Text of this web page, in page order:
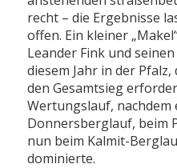
recht – die Ergebnisse
offen. Ein kleiner
Leander Fink und
diesem Jahr in der
den Gesamtsieg
Wertungslauf, nachdem
Donnersberglauf, beim
nun beim Kalmit-
dominierte.